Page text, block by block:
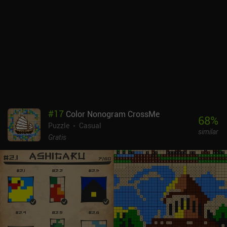
#17 Color Nonogram CrossMe
Puzzle
Casual
Gratis
68%
similar